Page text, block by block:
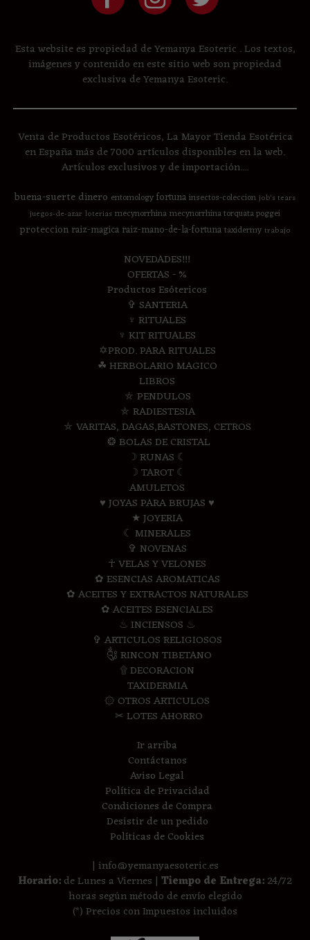
Esta website es propiedad de Yemanya Esoteric . Los textos,
imágenes y contenido en este sitio web son propiedad
exclusiva de Yemanya Esoteric.
Venta de Productos Esotéricos, La Mayor Tienda Esotérica
en España más de 7000 artículos disponibles en la web.
Artículos exclusivos y de importación....
buena-suertedinero entomologyfortunainsectos-coleccion job's tears
juegos-de-azar loterias mecynorrhinamecynorrhina torquata poggei
proteccion raiz-magica raiz-mano-de-la-fortunataxidermy trabajo
NOVEDADES!!!
OFERTAS - %
Productos Esótericos
✞ SANTERIA
♆ RITUALES
♆ KIT RITUALES
✡PROD. PARA RITUALES
☘ HERBOLARIO MAGICO
LIBROS
⛤ PENDULOS
⛤ RADIESTESIA
⛤ VARITAS, DAGAS,BASTONES, CETROS
❂ BOLAS DE CRISTAL
☽ RUNAS ☾
☽ TAROT ☾
AMULETOS
♥ JOYAS PARA BRUJAS ♥
★ JOYERIA
☾ MINERALES
✞ NOVENAS
☥ VELAS Y VELONES
✿ ESENCIAS AROMATICAS
✿ ACEITES Y EXTRACTOS NATURALES
✿ ACEITES ESENCIALES
♨ INCIENSOS ♨
✞ ARTICULOS RELIGIOSOS
༃ RINCON TIBETANO
۩ DECORACION
TAXIDERMIA
۞ OTROS ARTICULOS
✂ LOTES AHORRO
Ir arriba
Contáctanos
Aviso Legal
Política de Privacidad
Condiciones de Compra
Desistir de un pedido
Políticas de Cookies
| info@yemanyaesoteric.es
Horario:de Lunes a Viernes | Tiempo de Entrega:24/72
horas según método de envío elegido
(*) Precios con Impuestos incluidos